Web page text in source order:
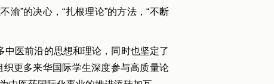
渝”的决心，“扎根理论”的方法，“不断
医前沿的思想和理论，同时也坚定了
更多来华国际学生深度参与高质量论